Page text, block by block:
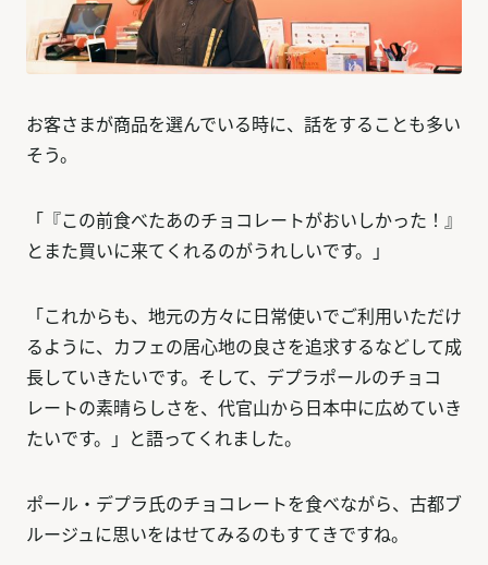
お客さまが商品を選んでいる時に、話をすることも多い
そう。
「『この前食べたあのチョコレートがおいしかった！』
とまた買いに来てくれるのがうれしいです。」
「これからも、地元の方々に日常使いでご利用いただけ
るように、カフェの居心地の良さを追求するなどして成
長していきたいです。そして、デプラポールのチョコ
レートの素晴らしさを、代官山から日本中に広めていき
たいです。」と語ってくれました。
ポール・デプラ氏のチョコレートを食べながら、古都ブ
ルージュに思いをはせてみるのもすてきですね。